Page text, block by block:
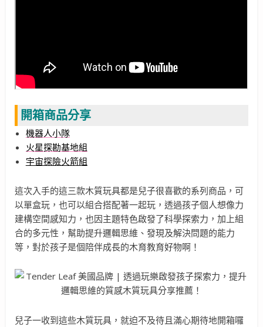
開箱商品分享
機器人小隊
火星探勘基地組
宇宙探險火箭組
這次入手的這三款木質玩具都是兒子很喜歡的系列商品，可
以單盒玩，也可以組合搭配著一起玩，透過孩子個人想像力
建構空間感知力，也因主題特色啟發了科學探索力，加上組
合的多元性，幫助提升邏輯思維、發現及解決問題的能力
等，對於孩子是個陪伴成長的木育教育好物啊！
兒子一收到這些木質玩具，就迫不及待且滿心期待地開箱囉